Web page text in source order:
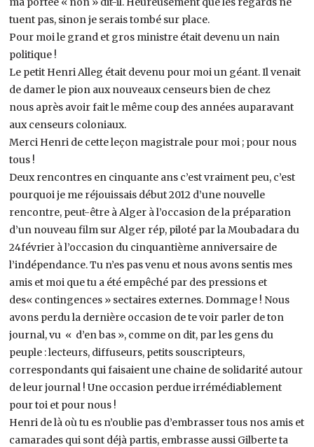
tuent pas, sinon je serais tombé sur place.
Pour moi le grand et gros ministre était devenu un nain
politique !
Le petit Henri Alleg était devenu pour moi un géant. Il venait
de damer le pion aux nouveaux censeurs bien de chez
nous après avoir fait le même coup des années auparavant
aux censeurs coloniaux.
Merci Henri de cette leçon magistrale pour moi ; pour nous
tous !
Deux rencontres en cinquante ans c’est vraiment peu, c’est
pourquoi je me réjouissais début 2012 d’une nouvelle
rencontre, peut-être à Alger à l’occasion de la préparation
d’un nouveau film sur Alger rép, piloté par la Moubadara du
24février à l’occasion du cinquantième anniversaire de
l’indépendance. Tu n’es pas venu et nous avons sentis mes
amis et moi que tu a été empêché par des pressions et
des« contingences » sectaires externes. Dommage ! Nous
avons perdu la dernière occasion de te voir parler de ton
journal, vu « d’en bas », comme on dit, par les gens du
peuple : lecteurs, diffuseurs, petits souscripteurs,
correspondants qui faisaient une chaine de solidarité autour
de leur journal ! Une occasion perdue irrémédiablement
pour toi et pour nous !
Henri de là où tu es n’oublie pas d’embrasser tous nos amis et
camarades qui sont déjà partis, embrasse aussi Gilberte ta